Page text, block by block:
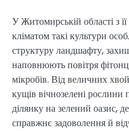
У Житомирській області з
кліматом такі культури
структуру ландшафту,
наповнюють повітря
мікробів. Від величних
кущів вічнозелені
ділянку на зелений оазис,
справжнє задоволення й